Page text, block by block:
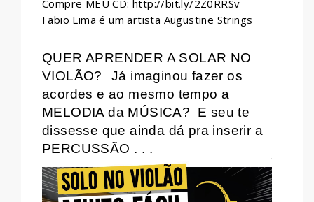
Compre MEU CD: http://bit.ly/2Z0RRSv
Fabio Lima é um artista Augustine Strings
QUER APRENDER A SOLAR NO
VIOLÃO?
Já imaginou fazer os
acordes e ao mesmo tempo a
MELODIA da MÚSICA? E seu te
dissesse que ainda dá pra inserir a
PERCUSSÃO . . .